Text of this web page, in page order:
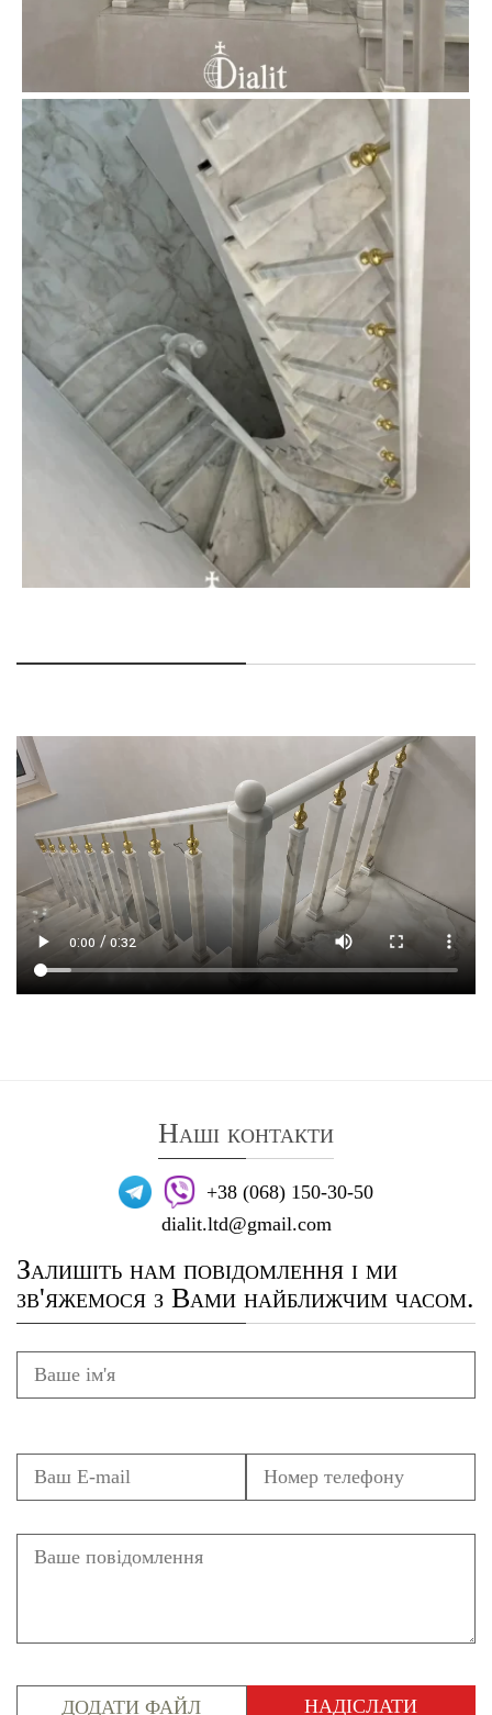
Наші контакти
+38 (068) 150-30-50
dialit.ltd@gmail.com
Залишіть нам повідомлення і ми
зв'яжемося з Вами найближчим часом.
ДОДАТИ ФАЙЛ